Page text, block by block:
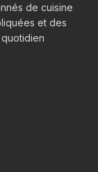
de cuisine
et des